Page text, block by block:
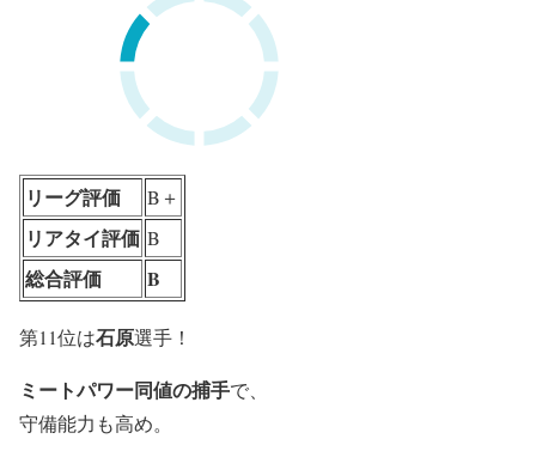
リーグ評価 B＋
リアタイ評価 B
総合評価 B
第11位は石原選手！
ミートパワー同値の捕手で、
守備能力も高め。